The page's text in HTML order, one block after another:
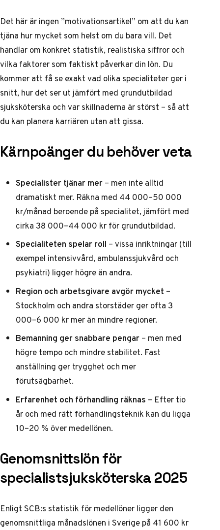
Det här är ingen ”motivationsartikel” om att du kan
tjäna hur mycket som helst om du bara vill. Det
handlar om konkret statistik, realistiska siffror och
vilka faktorer som faktiskt påverkar din lön. Du
kommer att få se exakt vad olika specialiteter ger i
snitt, hur det ser ut jämfört med grundutbildad
sjuksköterska och var skillnaderna är störst – så att
du kan planera karriären utan att gissa.
Kärnpoänger du behöver veta
Specialister tjänar mer– men inte alltid
dramatiskt mer. Räkna med 44 000–50 000
kr/månad beroende på specialitet, jämfört med
cirka 38 000–44 000 kr för grundutbildad.
Specialiteten spelar roll – vissa inriktningar (till
exempel intensivvård, ambulanssjukvård och
psykiatri) ligger högre än andra.
Region och arbetsgivare avgör mycket –
Stockholm och andra storstäder ger ofta 3
000–6 000 kr mer än mindre regioner.
Bemanning ger snabbare pengar– men med
högre tempo och mindre stabilitet. Fast
anställning ger trygghet och mer
förutsägbarhet.
Erfarenhet och förhandling räknas – Efter tio
år och med rätt förhandlingsteknik kan du ligga
10–20 % över medellönen.
Genomsnittslön för
specialistsjuksköterska 2025
EnligtSCB:s statistik för medellönerligger den
genomsnittliga månadslönen i Sverige på 41 600 kr